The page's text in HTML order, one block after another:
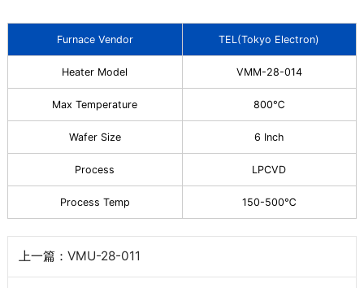
Furnace Vendor TEL(Tokyo Electron)
Heater Model VMM-28-014
Max Temperature 800℃
Wafer Size 6 Inch
Process LPCVD
Process Temp 150-500℃
上一篇： VMU-28-011